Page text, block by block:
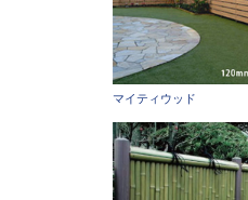
マイティウッド